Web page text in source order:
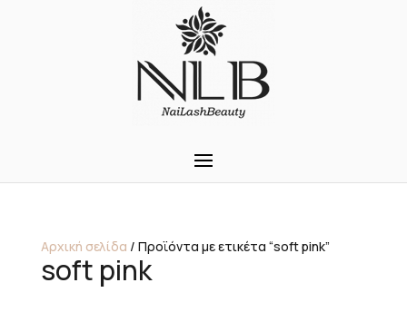
Αρχική σελίδα / Προϊόντα με ετικέτα “soft pink”
soft pink